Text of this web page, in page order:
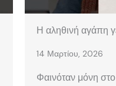
Η αληθινή αγάπη
14 Μαρτίου, 2026
Φαινόταν μόνη